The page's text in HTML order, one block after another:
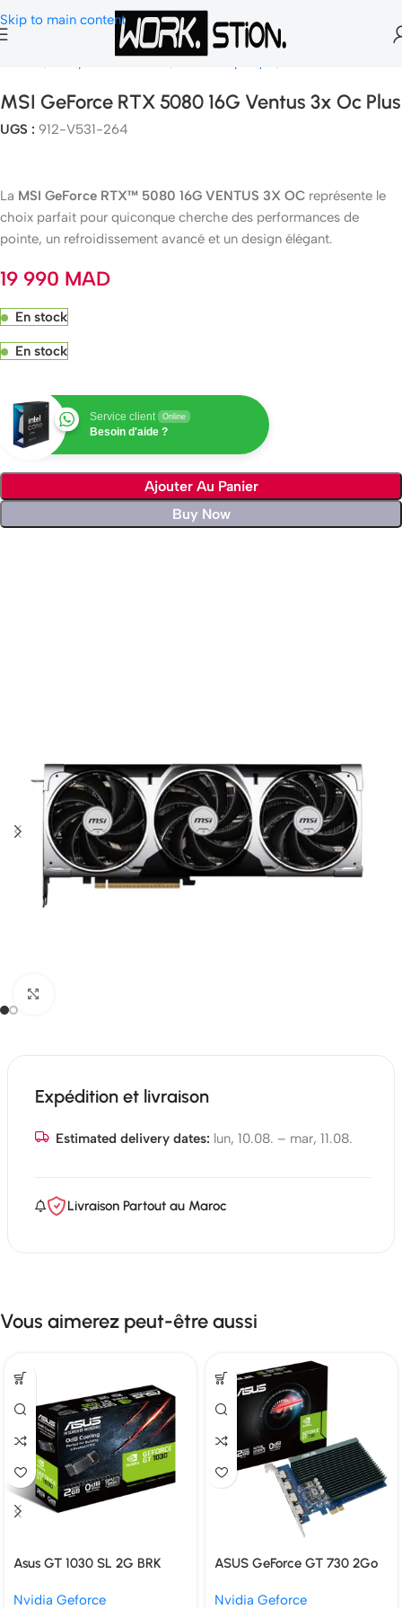
Skip to main content
Composants Gamer Carte Graphique
MSI GeForce RTX 5080 16G Ventus 3x Oc Plus
UGS : 912-V531-264
La MSI GeForce RTX™ 5080 16G VENTUS 3X OC représente le
choix parfait pour quiconque cherche des performances de
pointe, un refroidissement avancé et un design élégant.
19 990 MAD
En stock
En stock
Service client Online
Besoin d'aide ?
Ajouter Au Panier
Buy Now
Expédition et livraison
Estimated delivery dates: lun, 10.08. – mar, 11.08.
Livraison Partout au Maroc
Vous aimerez peut-être aussi
Asus GT 1030 SL 2G BRK
Nvidia Geforce
ASUS GeForce GT 730 2Go
Moniteur
Nvidia Geforce